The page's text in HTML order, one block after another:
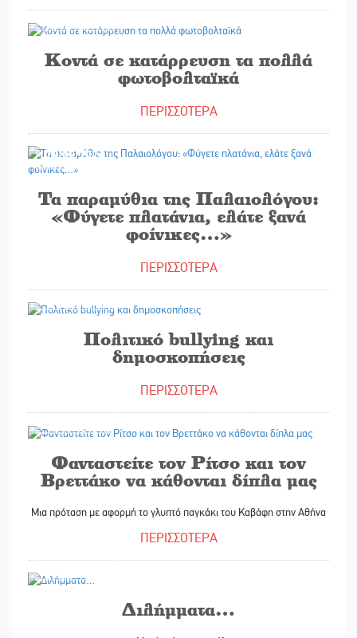
Κοντά σε κατάρρευση τα πολλά
φωτοβολταϊκά
ΠΕΡΙΣΣΟΤΕΡΑ
22/05/2026
Τα παραμύθια της Παλαιολόγου:
«Φύγετε πλατάνια, ελάτε ξανά
φοίνικες…»
ΠΕΡΙΣΣΟΤΕΡΑ
Πολιτικό bullying και
δημοσκοπήσεις
ΠΕΡΙΣΣΟΤΕΡΑ
Φανταστείτε τον Ρίτσο και τον
Βρεττάκο να κάθονται δίπλα μας
Μια πρόταση με αφορμή το γλυπτό παγκάκι του Καβάφη στην Αθήνα
ΠΕΡΙΣΣΟΤΕΡΑ
Διλήμματα…